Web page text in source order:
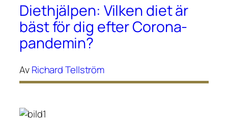
Diethjälpen: Vilken diet är
bäst för dig efter Corona-
pandemin?
AvRichard Tellström